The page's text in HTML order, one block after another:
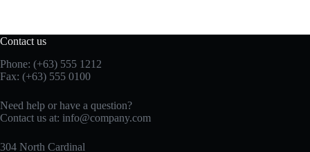
Contact us
Phone: (+63) 555 1212
Fax: (+63) 555 0100
Need help or have a question?
Contact us at: info@company.com
304 North Cardinal